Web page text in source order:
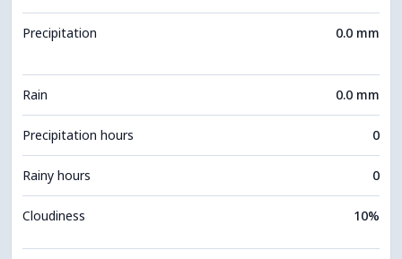
Precipitation 0.0 mm
Rain 0.0 mm
Precipitation hours 0
Rainy hours 0
Cloudiness 10%